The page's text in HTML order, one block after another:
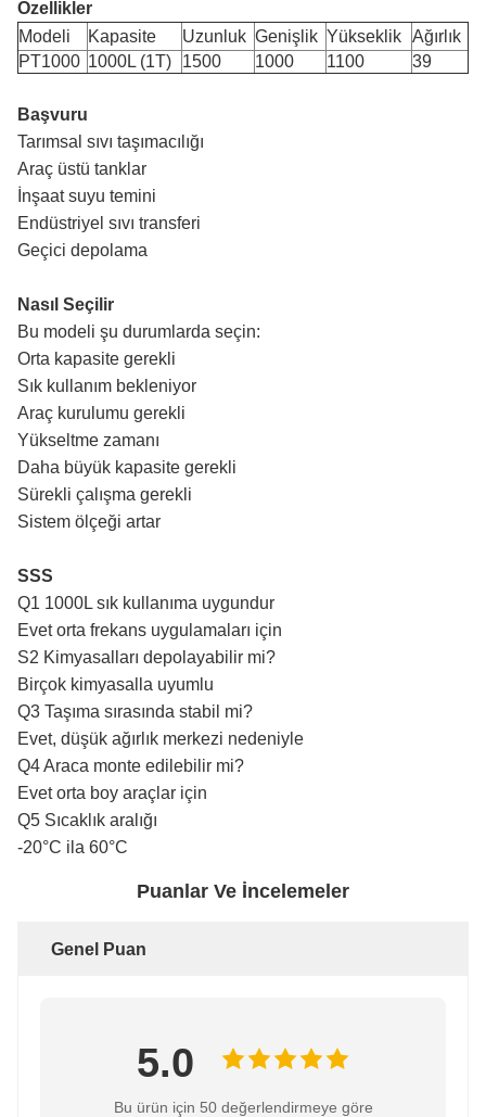
Özellikler
Modeli
Kapasite Uzunluk Genişlik Yükseklik Ağırlık
PT1000 1000L (1T) 1500 1000 1100 39
Başvuru
Tarımsal sıvı taşımacılığı
Araç üstü tanklar
İnşaat suyu temini
Endüstriyel sıvı transferi
Geçici depolama
Nasıl Seçilir
Bu modeli şu durumlarda seçin:
Orta kapasite gerekli
Sık kullanım bekleniyor
Araç kurulumu gerekli
Yükseltme zamanı
Daha büyük kapasite gerekli
Sürekli çalışma gerekli
Sistem ölçeği artar
SSS
Q1 1000L sık kullanıma uygundur
Evet orta frekans uygulamaları için
S2 Kimyasalları depolayabilir mi?
Birçok kimyasalla uyumlu
Q3 Taşıma sırasında stabil mi?
Evet, düşük ağırlık merkezi nedeniyle
Q4 Araca monte edilebilir mi?
Evet orta boy araçlar için
Q5 Sıcaklık aralığı
-20°C ila 60°C
Puanlar Ve İncelemeler
Genel Puan
5.0
Bu ürün için 50 değerlendirmeye göre